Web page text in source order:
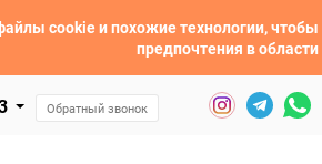
cookie и похожие технологии,
предпочтения в
Обратный звонок